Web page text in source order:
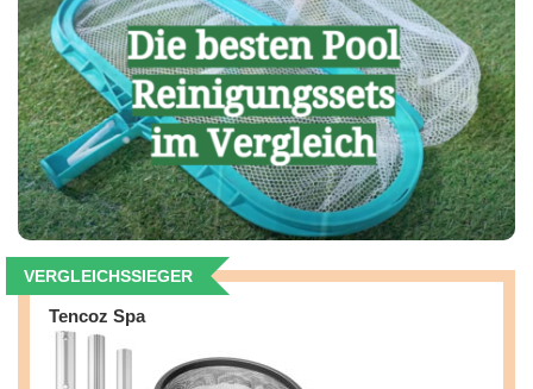
VERGLEICHSSIEGER
Tencoz Spa